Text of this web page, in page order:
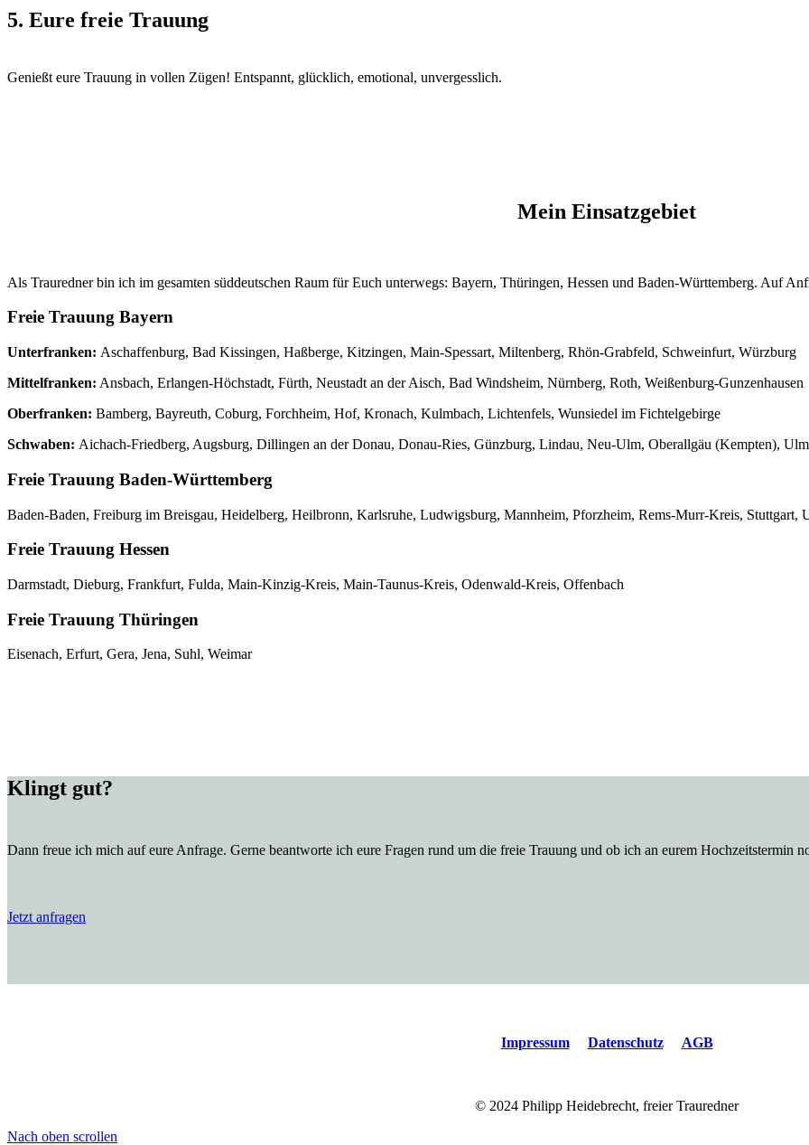
5. Eure freie Trauung
Genießt eure Trauung in vollen Zügen! Entspannt, glücklich, emotional, unvergesslich.
Mein Einsatzgebiet
Als Trauredner bin ich im gesamten süddeutschen Raum für Euch unterwegs: Bayern, Thüringen, Hessen und Baden-Württemberg. Auf
Freie Trauung Bayern
Unterfranken: Aschaffenburg, Bad Kissingen, Haßberge, Kitzingen, Main-Spessart, Miltenberg, Rhön-Grabfeld, Schweinfurt, Würzburg
Mittelfranken: Ansbach, Erlangen-Höchstadt, Fürth, Neustadt an der Aisch, Bad Windsheim, Nürnberg, Roth, Weißenburg-Gunzenhausen
Oberfranken: Bamberg, Bayreuth, Coburg, Forchheim, Hof, Kronach, Kulmbach, Lichtenfels, Wunsiedel im Fichtelgebirge
Schwaben: Aichach-Friedberg, Augsburg, Dillingen an der Donau, Donau-Ries, Günzburg, Lindau, Neu-Ulm, Oberallgäu (Kempten), Ulm
Freie Trauung Baden-Württemberg
Baden-Baden, Freiburg im Breisgau, Heidelberg, Heilbronn, Karlsruhe, Ludwigsburg, Mannheim, Pforzheim, Rems-Murr-Kreis, Stuttgart,
Freie Trauung Hessen
Darmstadt, Dieburg, Frankfurt, Fulda, Main-Kinzig-Kreis, Main-Taunus-Kreis, Odenwald-Kreis, Offenbach
Freie Trauung Thüringen
Eisenach, Erfurt, Gera, Jena, Suhl, Weimar
Klingt gut?
Dann freue ich mich auf eure Anfrage. Gerne beantworte ich eure Fragen rund um die freie Trauung und ob ich an eurem Hochzeitstermin
Jetzt anfragen
Impressum Datenschutz AGB
© 2024 Philipp Heidebrecht, freier Trauredner
Nach oben scrollen